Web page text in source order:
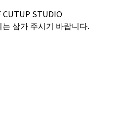
CUTUP STUDIO
삼가 주시기 바랍니다.